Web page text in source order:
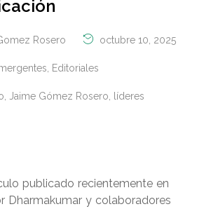
Rosero octubre 10, 2025
, Editoriales
, Jaime Gómez Rosero, líderes
publicado recientemente en
Dharmakumar y colaboradores